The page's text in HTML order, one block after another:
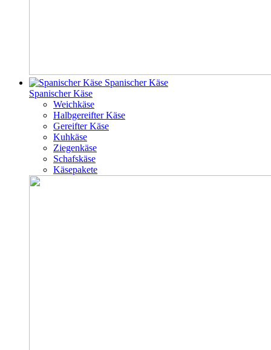
Spanischer Käse
Spanischer Käse
Weichkäse
Halbgereifter Käse
Gereifter Käse
Kuhkäse
Ziegenkäse
Schafskäse
Käsepakete